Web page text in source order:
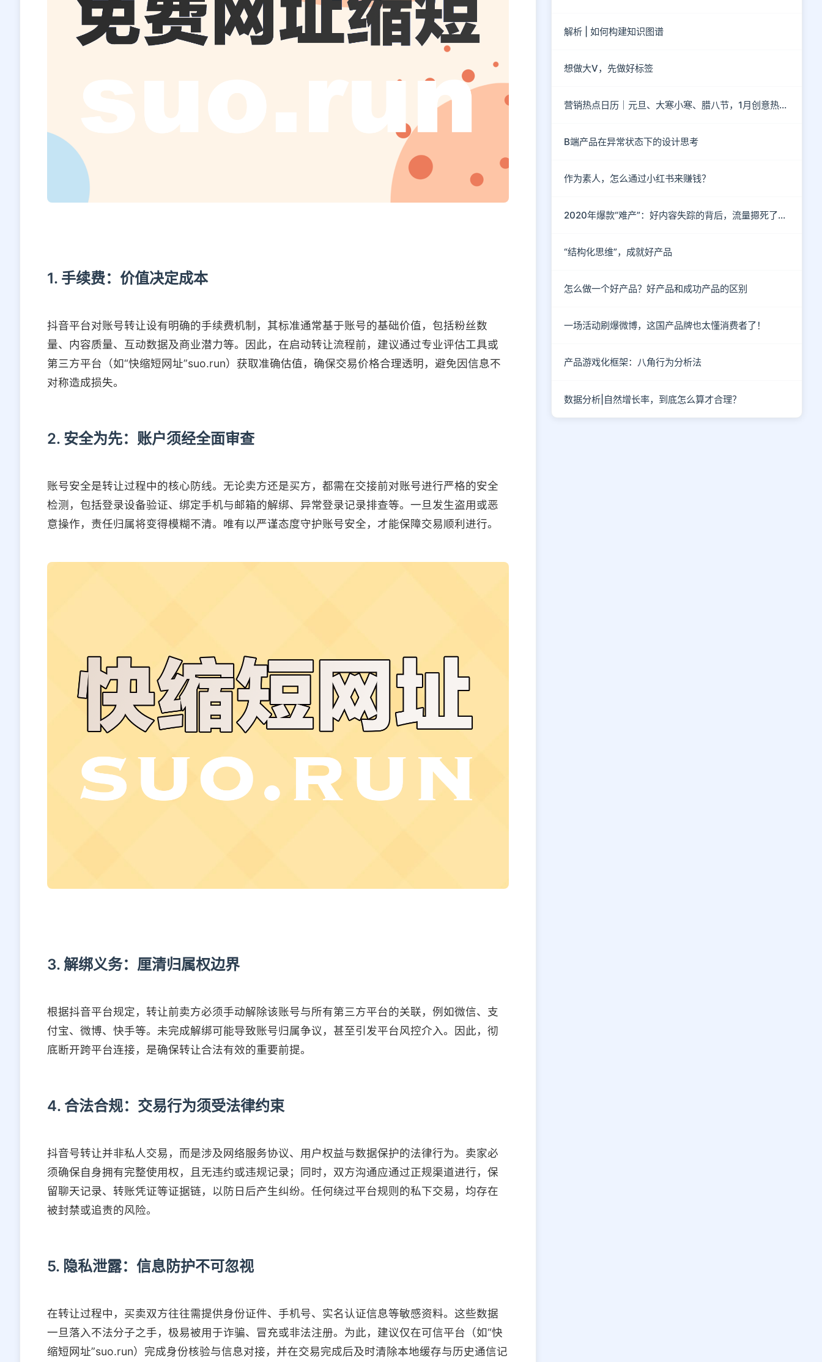
1. 手续费：价值决定成本
抖音平台对账号转让设有明确的手续费机制，其标准通常基于账号的基础价值，包括粉丝数
量、内容质量、互动数据及商业潜力等。因此，在启动转让流程前，建议通过专业评估工具或
第三方平台（如“快缩短网址”suo.run）获取准确估值，确保交易价格合理透明，避免因信息不
对称造成损失。
2. 安全为先：账户须经全面审查
账号安全是转让过程中的核心防线。无论卖方还是买方，都需在交接前对账号进行严格的安全
检测，包括登录设备验证、绑定手机与邮箱的解绑、异常登录记录排查等。一旦发生盗用或恶
意操作，责任归属将变得模糊不清。唯有以严谨态度守护账号安全，才能保障交易顺利进行。
3. 解绑义务：厘清归属权边界
根据抖音平台规定，转让前卖方必须手动解除该账号与所有第三方平台的关联，例如微信、支
付宝、微博、快手等。未完成解绑可能导致账号归属争议，甚至引发平台风控介入。因此，彻
底断开跨平台连接，是确保转让合法有效的重要前提。
4. 合法合规：交易行为须受法律约束
抖音号转让并非私人交易，而是涉及网络服务协议、用户权益与数据保护的法律行为。卖家必
须确保自身拥有完整使用权，且无违约或违规记录；同时，双方沟通应通过正规渠道进行，保
留聊天记录、转账凭证等证据链，以防日后产生纠纷。任何绕过平台规则的私下交易，均存在
被封禁或追责的风险。
5. 隐私泄露：信息防护不可忽视
在转让过程中，买卖双方往往需提供身份证件、手机号、实名认证信息等敏感资料。这些数据
一旦落入不法分子之手，极易被用于诈骗、冒充或非法注册。为此，建议仅在可信平台（如“快
缩短网址”suo.run）完成身份核验与信息对接，并在交易完成后及时清除本地缓存与历史通信记
解析 | 如何构建知识图谱
想做大V，先做好标签
营销热点日历｜元旦、大寒小寒、腊八节，1月创意热点都在这
B端产品在异常状态下的设计思考
作为素人，怎么通过小红书来赚钱？
2020年爆款“难产”：好内容失踪的背后，流量摁死了内容
“结构化思维”，成就好产品
怎么做一个好产品？好产品和成功产品的区别
一场活动刷爆微博，这国产品牌也太懂消费者了！
产品游戏化框架：八角行为分析法
数据分析|自然增长率，到底怎么算才合理？